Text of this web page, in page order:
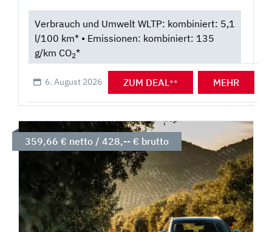
Verbrauch und Umwelt WLTP: kombiniert: 5,1
l/100 km* • Emissionen: kombiniert: 135
g/km CO2*
6. August 2026 ZUM DEAL** MEHR
359,66 € netto / 428,-- € brutto